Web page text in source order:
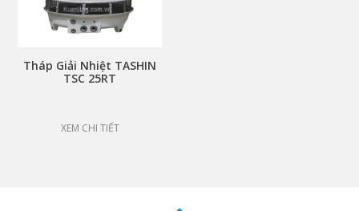
Tháp Giải Nhiệt TASHIN
TSC 25RT
XEM CHI TIẾT